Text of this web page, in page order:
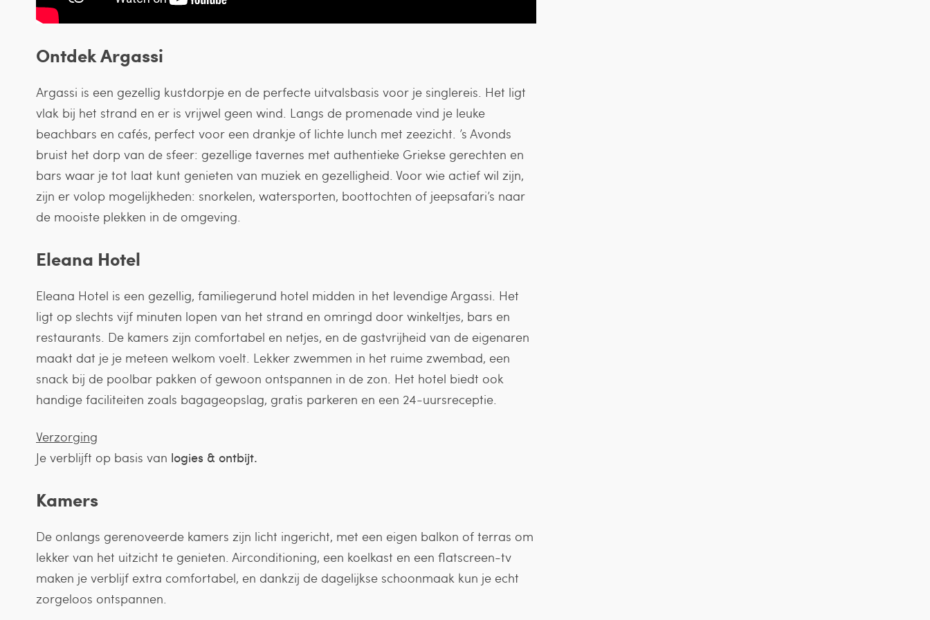
Ontdek Argassi
Argassi is een gezellig kustdorpje en de perfecte uitvalsbasis voor je singlereis. Het ligt
vlak bij het strand en er is vrijwel geen wind. Langs de promenade vind je leuke
beachbars en cafés, perfect voor een drankje of lichte lunch met zeezicht. ’s Avonds
bruist het dorp van de sfeer: gezellige tavernes met authentieke Griekse gerechten en
bars waar je tot laat kunt genieten van muziek en gezelligheid. Voor wie actief wil zijn,
zijn er volop mogelijkheden: snorkelen, watersporten, boottochten of jeepsafari’s naar
de mooiste plekken in de omgeving.
Eleana Hotel
Eleana Hotel is een gezellig, familiegerund hotel midden in het levendige Argassi. Het
ligt op slechts vijf minuten lopen van het strand en omringd door winkeltjes, bars en
restaurants. De kamers zijn comfortabel en netjes, en de gastvrijheid van de eigenaren
maakt dat je je meteen welkom voelt. Lekker zwemmen in het ruime zwembad, een
snack bij de poolbar pakken of gewoon ontspannen in de zon. Het hotel biedt ook
handige faciliteiten zoals bagageopslag, gratis parkeren en een 24-uursreceptie.
Verzorging
Je verblijft op basis van logies & ontbijt.
Kamers
De onlangs gerenoveerde kamers zijn licht ingericht, met een eigen balkon of terras om
lekker van het uitzicht te genieten. Airconditioning, een koelkast en een flatscreen-tv
maken je verblijf extra comfortabel, en dankzij de dagelijkse schoonmaak kun je echt
zorgeloos ontspannen.